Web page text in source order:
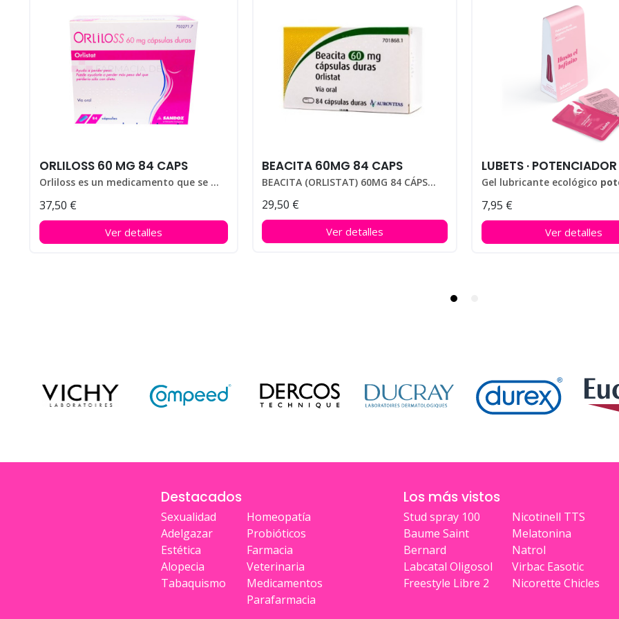
ORLILOSS 60 MG 84 CAPS
Orliloss es un medicamento que se utiliza para ayudar a perder peso en personas que padecen obesidad.
37,50 €
Ver detalles
BEACITA 60MG 84 CAPS
BEACITA (ORLISTAT) 60MG 84 CÁPSULAS
29,50 €
Ver detalles
Gel lubricante ecológico
Pack con 10 monodosis.
7,95 €
Ver detalles
Destacados
Sexualidad
Adelgazar
Estética
Alopecia
Tabaquismo
Homeopatía
Probióticos
Farmacia
Veterinaria
Medicamentos
Parafarmacia
Los más vistos
Stud spray 100
Baume Saint
Bernard
Labcatal Oligosol
Freestyle Libre 2
Nicotinell TTS
Melatonina
Natrol
Virbac Easotic
Nicorette Chicles